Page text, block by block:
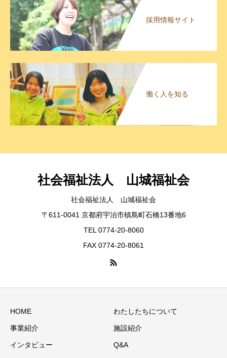
採用情報サイト
働く人を知る
社会福祉法人 山城福祉会
社会福祉法人 山城福祉会
〒611-0041 京都府宇治市槙島町石橋13番地6
TEL 0774-20-8060
FAX 0774-20-8061
HOME わたしたちについて
事業紹介 施設紹介
インタビュー Q&A